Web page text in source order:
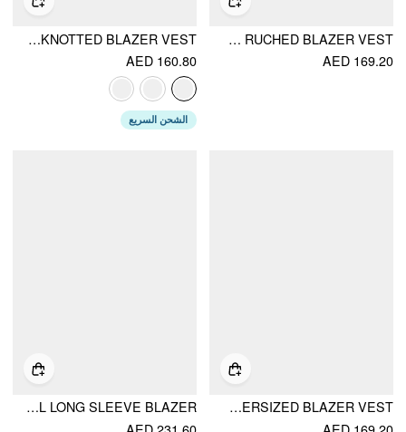
COLLAR TIE BACK RUCHED BLAZER VEST
AED 169.20
COLLAR V-NECK KNOTTED BLAZER VEST
AED 160.80
الشحن السريع
LINEN-BLEND V-NECK WRAP BELTED OVERSIZED BLAZER VEST
COLLAR SOLID BELTED METAL DETAIL LONG SLEEVE BLAZER